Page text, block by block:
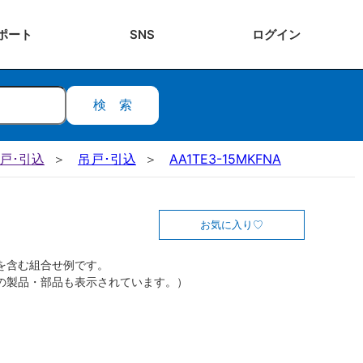
ート SNS ログイン
検索
･引込 吊戸･引込 AA1TE3-15MKFNA
お気に入り
む組合せ例です。
製品・部品も表示されています。）